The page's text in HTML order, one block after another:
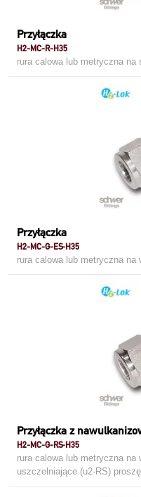
Przyłączka
H2-MC-R-H35
rura calowa lub metryczna
Przyłączka
H2-MC-G-ES-H35
rura calowa lub metryczna na
Przyłączka z
H2-MC-G-RS-H35
rura calowa lub metryczna
uszczelniające (u2-RS)